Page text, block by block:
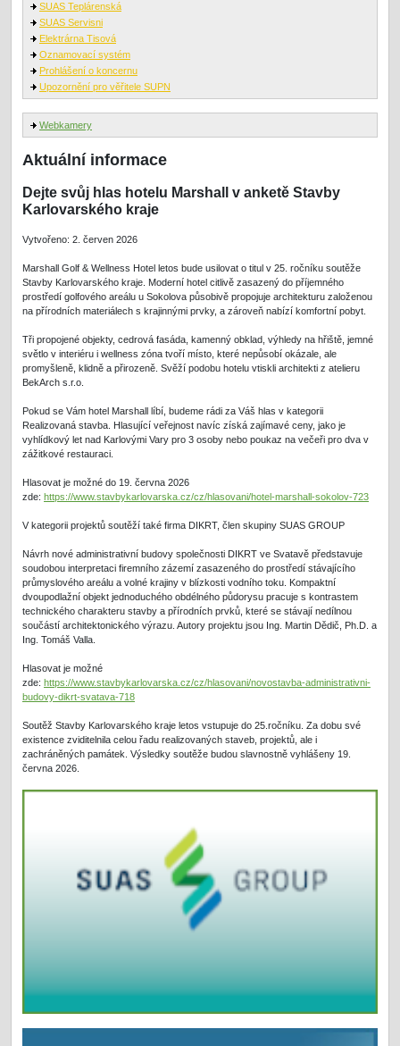
SUAS Teplárenská
SUAS Servisni
Elektrárna Tisová
Oznamovací systém
Prohlášení o koncernu
Upozornění pro věřitele SUPN
Webkamery
Aktuální informace
Dejte svůj hlas hotelu Marshall v anketě Stavby
Karlovarského kraje
Vytvořeno: 2. červen 2026
Marshall Golf & Wellness Hotel letos bude usilovat o titul v 25. ročníku soutěže
Stavby Karlovarského kraje. Moderní hotel citlivě zasazený do příjemného
prostředí golfového areálu u Sokolova působivě propojuje architekturu založenou
na přírodních materiálech s krajinnými prvky, a zároveň nabízí komfortní pobyt.
Tři propojené objekty, cedrová fasáda, kamenný obklad, výhledy na hřiště, jemné
světlo v interiéru i wellness zóna tvoří místo, které nepůsobí okázale, ale
promyšleně, klidně a přirozeně. Svěží podobu hotelu vtiskli architekti z atelieru
BekArch s.r.o.
Pokud se Vám hotel Marshall líbí, budeme rádi za Váš hlas v kategorii
Realizovaná stavba. Hlasující veřejnost navíc získá zajímavé ceny, jako je
vyhlídkový let nad Karlovými Vary pro 3 osoby nebo poukaz na večeři pro dva v
zážitkové restauraci.
Hlasovat je možné do 19. června 2026
zde: https://www.stavbykarlovarska.cz/cz/hlasovani/hotel-marshall-sokolov-723
V kategorii projektů soutěží také firma DIKRT, člen skupiny SUAS GROUP
Návrh nové administrativní budovy společnosti DIKRT ve Svatavě představuje
soudobou interpretaci firemního zázemí zasazeného do prostředí stávajícího
průmyslového areálu a volné krajiny v blízkosti vodního toku. Kompaktní
dvoupodlažní objekt jednoduchého obdélného půdorysu pracuje s kontrastem
technického charakteru stavby a přírodních prvků, které se stávají nedílnou
součástí architektonického výrazu. Autory projektu jsou Ing. Martin Dědič, Ph.D. a
Ing. Tomáš Valla.
Hlasovat je možné
zde: https://www.stavbykarlovarska.cz/cz/hlasovani/novostavba-administrativni-
budovy-dikrt-svatava-718
Soutěž Stavby Karlovarského kraje letos vstupuje do 25.ročníku. Za dobu své
existence zviditelnila celou řadu realizovaných staveb, projektů, ale i
zachráněných památek. Výsledky soutěže budou slavnostně vyhlášeny 19.
června 2026.